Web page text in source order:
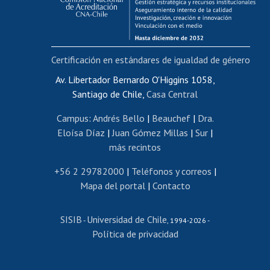
Funcionarias/os
Cursos internos de capacitación
Bienestar del personal
Portal de movilidad interna
Certificado de renta
Certificado de renta honorarios
Editar páginas blancas
Extranjeras/os
Revalidación y reconocimiento de títulos
Postulación al Programa de Movilidad Estudiantil
Cursos de español
Av. Libertador Bernardo O'Higgins 1058,
Santiago de Chile, Casa Central
Campus: Andrés Bello | Beauchef| Dra.
Eloísa Díaz |Juan Gómez Millas | Sur |
más recintos
+56 2 29782000 | Teléfonos y correos |
Mapa del portal| Contacto
SISIB - Universidad de Chile, 1994-2026 -
Política de privacidad
Certificación en estándares de igualdad de género